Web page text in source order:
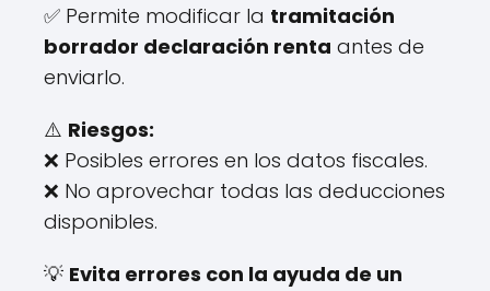
✅ Permite modificar la tramitación
borrador declaración renta antes de
enviarlo.
⚠️ Riesgos:
❌ Posibles errores en los datos fiscales.
❌ No aprovechar todas las deducciones
disponibles.
💡 Evita errores con la ayuda de un